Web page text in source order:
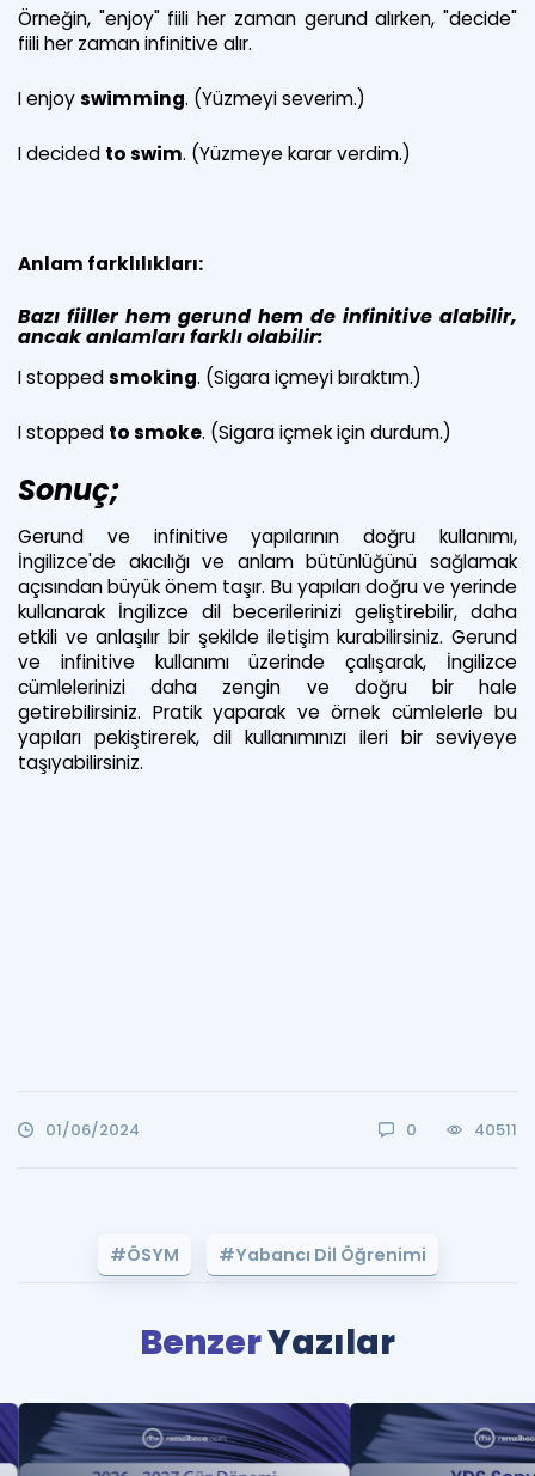
Örneğin, "enjoy" fiili her zaman gerund alırken, "decide"
fiili her zaman infinitive alır.
I enjoyswimming. (Yüzmeyi severim.)
I decided to swim. (Yüzmeye karar verdim.)
Anlam farklılıkları:
Bazı fiiller hem gerund hem de infinitive alabilir,
ancak anlamları farklı olabilir:
I stoppedsmoking. (Sigara içmeyi bıraktım.)
I stopped to smoke. (Sigara içmek için durdum.)
Sonuç;
Gerund ve infinitive yapılarının doğru kullanımı,
İngilizce'de akıcılığı ve anlam bütünlüğünü sağlamak
açısından büyük önem taşır. Bu yapıları doğru ve yerinde
kullanarak İngilizce dil becerilerinizi geliştirebilir, daha
etkili ve anlaşılır bir şekilde iletişim kurabilirsiniz. Gerund
ve infinitive kullanımı üzerinde çalışarak, İngilizce
cümlelerinizi daha zengin ve doğru bir hale
getirebilirsiniz. Pratik yaparak ve örnek cümlelerle bu
yapıları pekiştirerek, dil kullanımınızı ileri bir seviyeye
taşıyabilirsiniz.
01/06/2024 0 40511
#ÖSYM #Yabancı Dil Öğrenimi
BenzerYazılar